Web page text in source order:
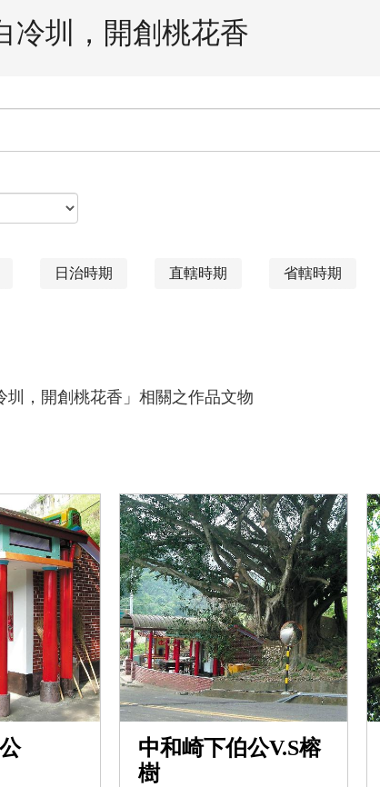
冷圳，開創桃花香
日治時期 直轄時期 省轄時期
圳，開創桃花香」相關之作品文物
中和崎下伯公V.S榕
樹